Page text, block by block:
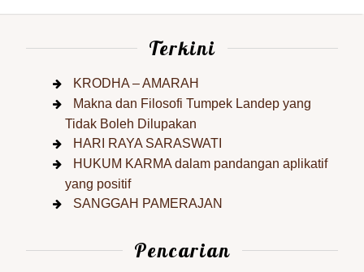
Terkini
KRODHA – AMARAH
Makna dan Filosofi Tumpek Landep yang
Tidak Boleh Dilupakan
HARI RAYA SARASWATI
HUKUM KARMA dalam pandangan aplikatif
yang positif
SANGGAH PAMERAJAN
Pencarian